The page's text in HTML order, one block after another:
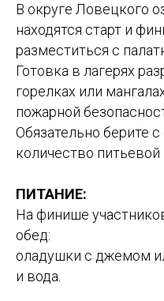
В округе Ловецкого
находятся старт и
разместиться с
Готовка в лагерях
горелках или
пожарной
Обязательно берите
количество питьевой
ПИТАНИЕ:
На финише
обед:
оладушки с джемом
и вода.